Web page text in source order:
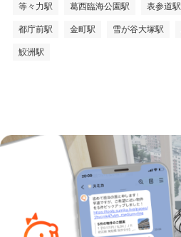
等々力駅 葛西臨海公園駅 表参道駅
都庁前駅 金町駅 雪が谷大塚駅
鮫洲駅